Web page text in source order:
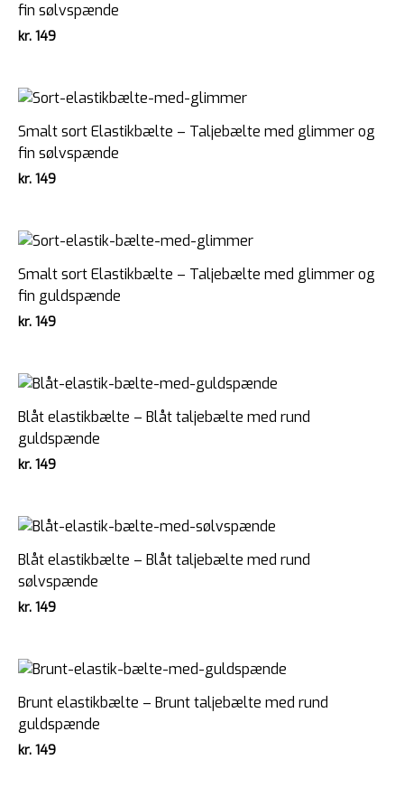
fin sølvspænde
kr. 149
Smalt sort Elastikbælte – Taljebælte med glimmer og
fin sølvspænde
kr. 149
Smalt sort Elastikbælte – Taljebælte med glimmer og
fin guldspænde
kr. 149
Blåt elastikbælte – Blåt taljebælte med rund
guldspænde
kr. 149
Blåt elastikbælte – Blåt taljebælte med rund
sølvspænde
kr. 149
Brunt elastikbælte – Brunt taljebælte med rund
guldspænde
kr. 149